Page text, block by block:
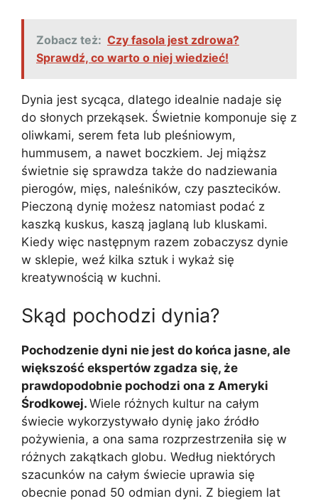
Zobacz też: Czy fasola jest zdrowa?
Sprawdź, co warto o niej wiedzieć!
Dynia jest sycąca, dlatego idealnie nadaje się
do słonych przekąsek. Świetnie komponuje się z
oliwkami, serem feta lub pleśniowym,
hummusem, a nawet boczkiem. Jej miąższ
świetnie się sprawdza także do nadziewania
pierogów, mięs, naleśników, czy pasztecików.
Pieczoną dynię możesz natomiast podać z
kaszką kuskus, kaszą jaglaną lub kluskami.
Kiedy więc następnym razem zobaczysz dynie
w sklepie, weź kilka sztuk i wykaż się
kreatywnością w kuchni.
Skąd pochodzi dynia?
Pochodzenie dyni nie jest do końca jasne, ale
większość ekspertów zgadza się, że
prawdopodobnie pochodzi ona z Ameryki
Środkowej. Wiele różnych kultur na całym
świecie wykorzystywało dynię jako źródło
pożywienia, a ona sama rozprzestrzeniła się w
różnych zakątkach globu. Według niektórych
szacunków na całym świecie uprawia się
obecnie ponad 50 odmian dyni. Z biegiem lat